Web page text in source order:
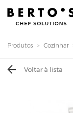
Produtos Cozinhar
Voltar à lista